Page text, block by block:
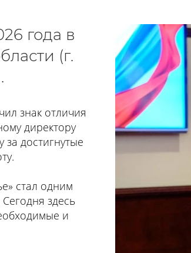
года в
(г.
знак отличия
директору
достигнутые
стал одним
здесь
и